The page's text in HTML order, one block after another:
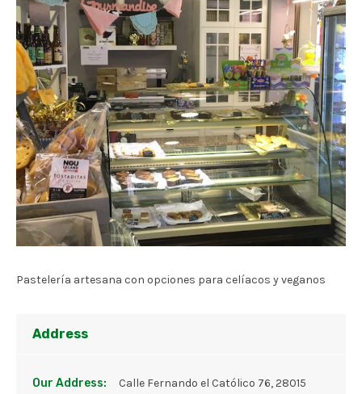
Pastelería artesana con opciones para celíacos y veganos
Address
Our Address:
Calle Fernando el Católico 76, 28015